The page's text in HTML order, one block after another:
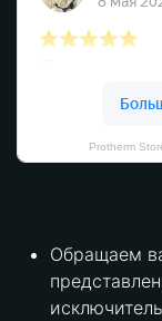
Protherm
Обращаем